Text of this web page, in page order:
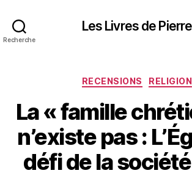
Recherche
Les Livres de Pierre
Catégories
RECENSIONS RELIGION
La « famille
n’existe pas :
défi de la